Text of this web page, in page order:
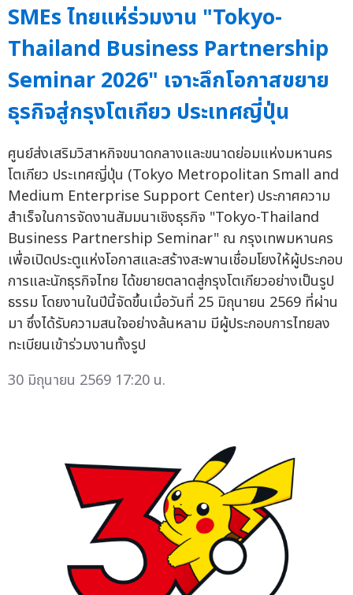
SMEs ไทยแห่ร่วมงาน "Tokyo-
Thailand Business Partnership
Seminar 2026" เจาะลึกโอกาสขยาย
ธุรกิจสู่กรุงโตเกียว ประเทศญี่ปุ่น
ศูนย์ส่งเสริมวิสาหกิจขนาดกลางและขนาดย่อมแห่งมหานคร
โตเกียว ประเทศญี่ปุ่น (Tokyo Metropolitan Small and
Medium Enterprise Support Center) ประกาศความ
สำเร็จในการจัดงานสัมมนาเชิงธุรกิจ "Tokyo-Thailand
Business Partnership Seminar" ณ กรุงเทพมหานคร
เพื่อเปิดประตูแห่งโอกาสและสร้างสะพานเชื่อมโยงให้ผู้ประกอบ
การและนักธุรกิจไทย ได้ขยายตลาดสู่กรุงโตเกียวอย่างเป็นรูป
ธรรม โดยงานในปีนี้จัดขึ้นเมื่อวันที่ 25 มิถุนายน 2569 ที่ผ่าน
มา ซึ่งได้รับความสนใจอย่างล้นหลาม มีผู้ประกอบการไทยลง
ทะเบียนเข้าร่วมงานทั้งรูป
30 มิถุนายน 2569 17:20 น.